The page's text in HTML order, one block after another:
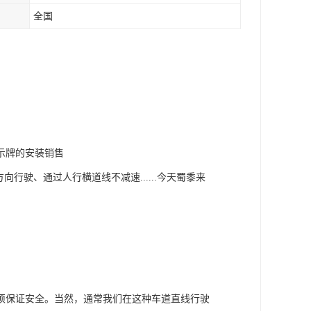
全国
牌的安装销售
行驶、通过人行横道线不减速......今天蜀黍来
证安全。当然，通常我们在这种车道直线行驶